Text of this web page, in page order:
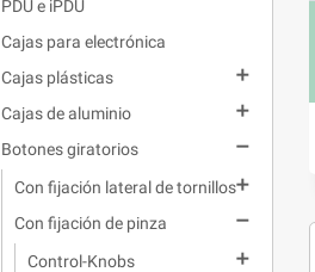
PDU e iPDU
Cajas para electrónica
Cajas plásticas

Cajas de aluminio

Botones giratorios

Con fijación lateral de tornillos
Con fijación de pinza

Control-Knobs
